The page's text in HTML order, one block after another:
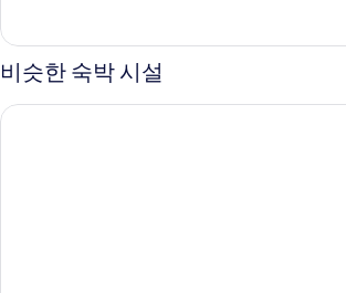
기
운
지
이
용
실
개,
럽
비슷한 숙박 시설
소피텔 피지 리조트 & 스파